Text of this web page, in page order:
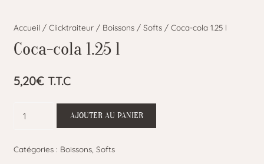
Accueil / Clicktraiteur/ Boissons/ Softs/ Coca-cola 1.25 l
Coca-cola 1.25 l
5,20€ T.T.C
cola
AJOUTER AU PANIER
Catégories : Boissons, Softs